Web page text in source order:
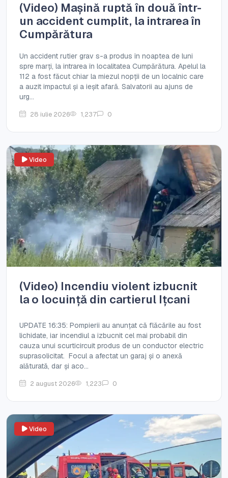
(Video) Mașină ruptă în două într-
un accident cumplit, la intrarea în
Cumpărătura
Un accident rutier grav s-a produs în noaptea de luni
spre marți, la intrarea în localitatea Cumpărătura. Apelul la
112 a fost făcut chiar la miezul nopții de un localnic care
a auzit impactul și a ieșit afară. Salvatorii au ajuns de
urg...
28 iulie 2026 1,237 0
Video
(Video) Incendiu violent izbucnit
la o locuință din cartierul Ițcani
UPDATE 16:35: Pompierii au anunțat că flăcările au fost
lichidate, iar incendiul a izbucnit cel mai probabil din
cauza unui scurticircuit produs de un conductor electric
suprasolicitat. Focul a afectat un garaj și o anexă
alăturată, dar și aco...
2 august 2026 1,223 0
Video